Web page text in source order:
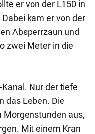
er von der L150 in
kam er von der
Absperrzaun und
zwei Meter in die
Nur der tiefe
das Leben. Die
Morgenstunden aus,
Mit einem Kran